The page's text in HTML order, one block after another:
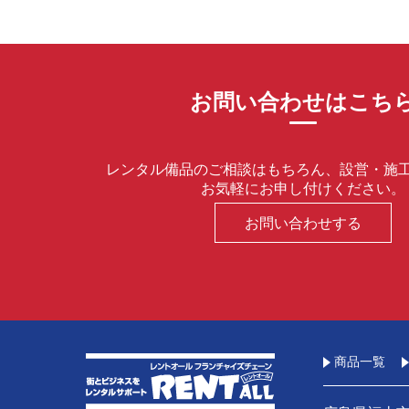
お問い合わせはこち
レンタル備品のご相談はもちろん、設営・施
お気軽にお申し付けください。
お問い合わせする
商品一覧